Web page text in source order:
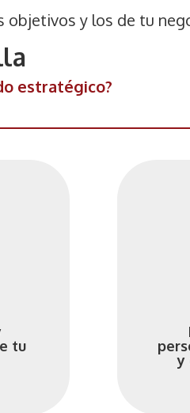
objetivos y los de tu
estratégico?
tu
y